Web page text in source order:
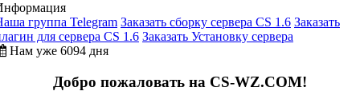
группа Telegram Заказать сборку сервера CS 1.6 Заказать
для сервера CS 1.6 Заказать Установку сервера
Нам уже 6094 дня
Добро пожаловать на CS-WZ.COM!